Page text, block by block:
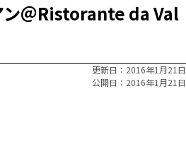
ン＠Ristorante da Val
更新日
2016年1月21日
公開日
2016年1月21日